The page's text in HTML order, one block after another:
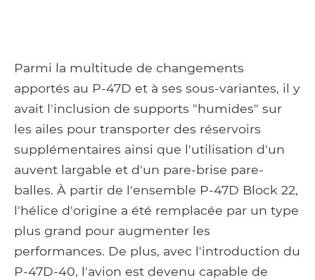
Parmi la multitude de changements
apportés au P-47D et à ses sous-variantes, il y
avait l'inclusion de supports "humides" sur
les ailes pour transporter des réservoirs
supplémentaires ainsi que l'utilisation d'un
auvent largable et d'un pare-brise pare-
balles. À partir de l'ensemble P-47D Block 22,
l'hélice d'origine a été remplacée par un type
plus grand pour augmenter les
performances. De plus, avec l'introduction du
P-47D-40, l'avion est devenu capable de